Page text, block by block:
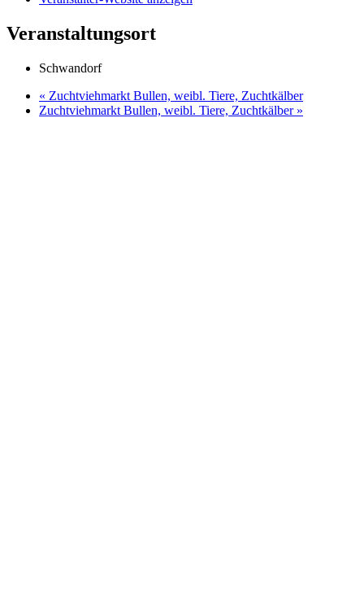
Veranstaltungsort
Schwandorf
« Zuchtviehmarkt Bullen, weibl. Tiere, Zuchtkälber
Zuchtviehmarkt Bullen, weibl. Tiere, Zuchtkälber »